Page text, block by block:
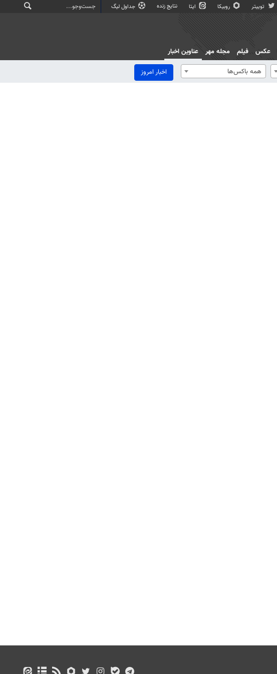
توییتر روبیکا ایتا نتایج زنده جداول لیگ
عکس فیلم مجله مهر
عناوین اخبار
همه باکس‌ها اخبار امروز